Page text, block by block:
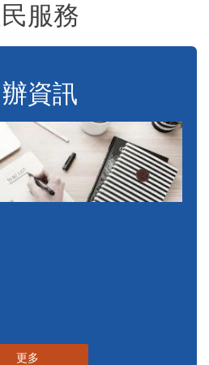
服務
資訊
更多